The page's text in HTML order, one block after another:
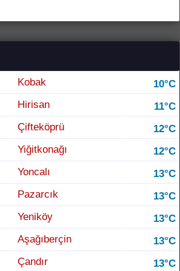
Kobak
10°C
Hirisan
11°C
Çifteköprü
12°C
Yiğitkonağı
12°C
Yoncalı
13°C
Pazarcık
13°C
Yeniköy
13°C
Aşağıberçin
13°C
Çandır
13°C